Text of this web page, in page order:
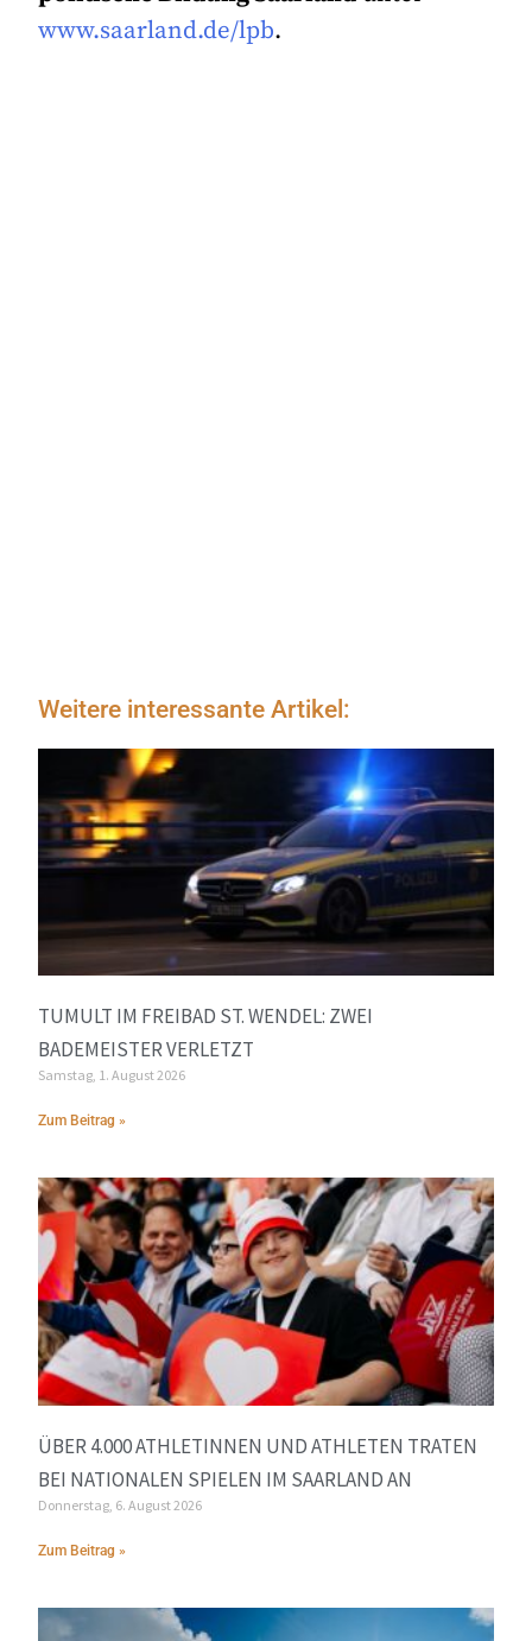
www.saarland.de/lpb.
Weitere interessante Artikel:
TUMULT IM FREIBAD ST. WENDEL: ZWEI
BADEMEISTER VERLETZT
Samstag, 1. August 2026
Zum Beitrag »
ÜBER 4.000 ATHLETINNEN UND ATHLETEN TRATEN
BEI NATIONALEN SPIELEN IM SAARLAND AN
Donnerstag, 6. August 2026
Zum Beitrag »